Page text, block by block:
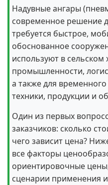
Надувные ангары
современное решение
требуется быстрое,
обоснованное
используют в сельском
промышленности,
а также для
техники, продукции и
Один из первых
заказчиков: сколько
чего зависит цена?
все факторы
ориентировочные
сценарии применения